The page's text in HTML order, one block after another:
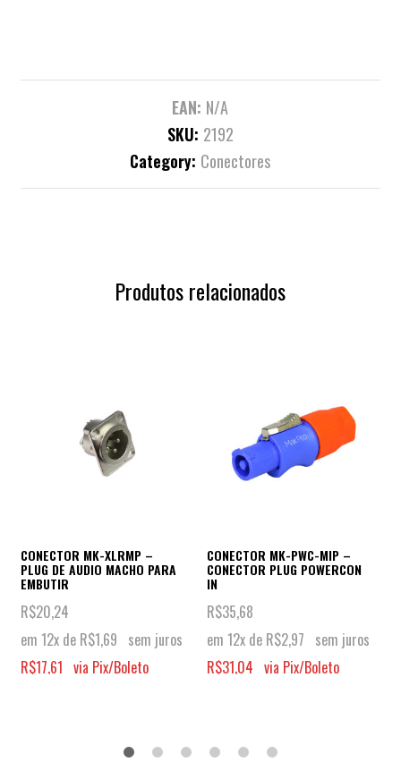
EAN: N/A
SKU: 2192
Category: Conectores
Produtos relacionados
CONECTOR MK-XLRMP –
PLUG DE AUDIO MACHO PARA
EMBUTIR
R$20,24
em 12x de R$1,69 sem juros
R$17,61 via Pix/Boleto
CONECTOR MK-PWC-MIP –
CONECTOR PLUG POWERCON
IN
R$35,68
em 12x de R$2,97 sem juros
R$31,04 via Pix/Boleto